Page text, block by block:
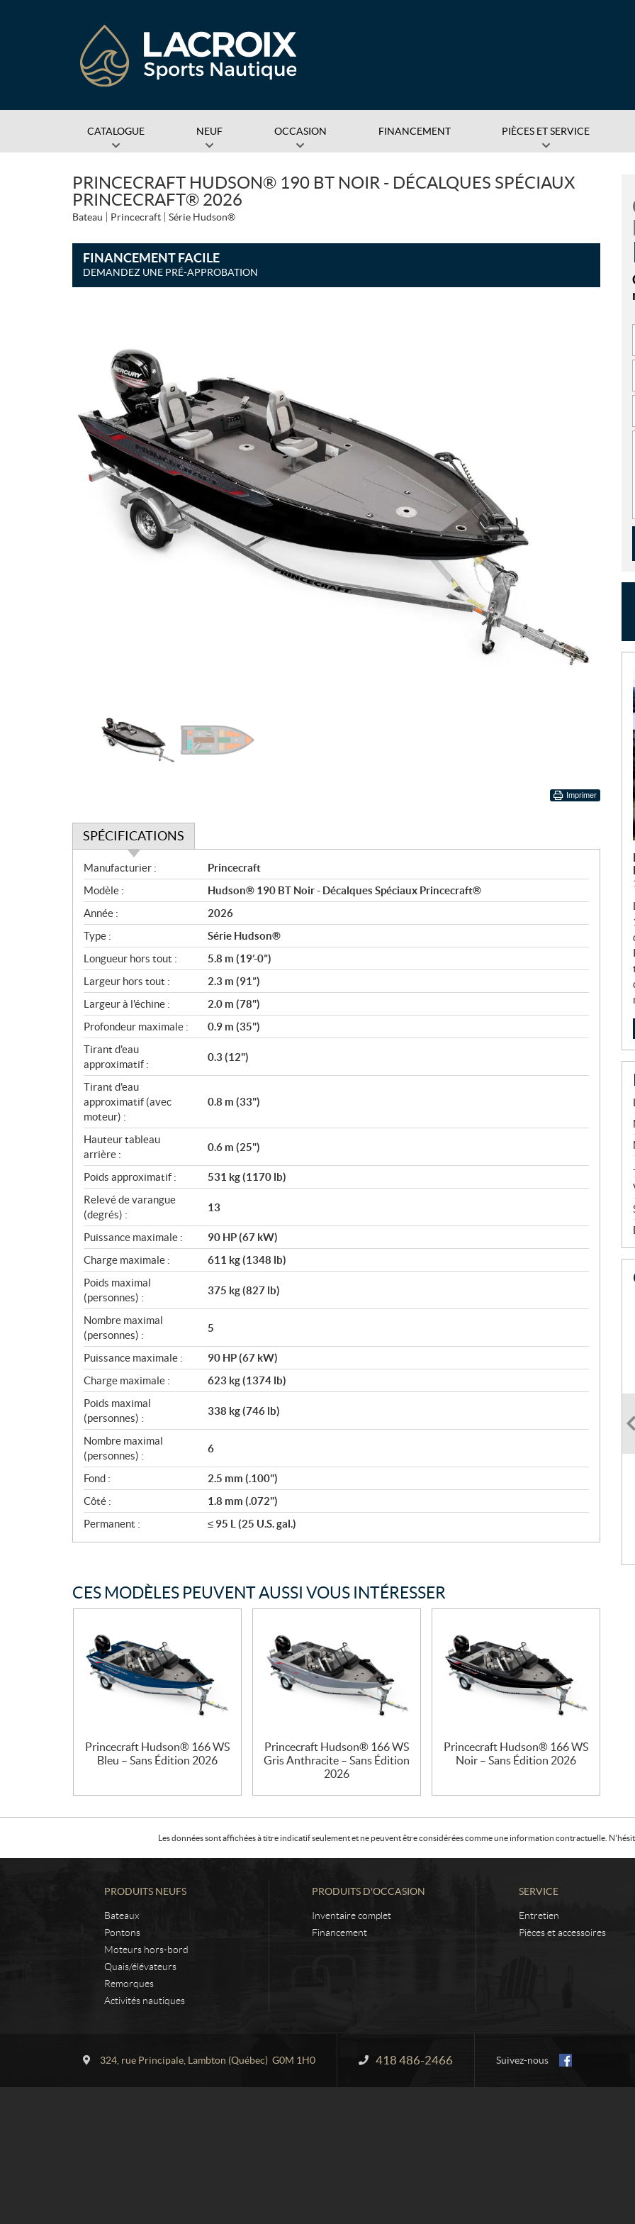
CATALOGUE NEUF OCCASION FINANCEMENT PIÈCES ET SERVICE
PRINCECRAFT HUDSON® 190 BT NOIR - DÉCALQUES SPÉCIAUX
PRINCECRAFT® 2026
Bateau Princecraft Série Hudson®
FINANCEMENT FACILE
DEMANDEZ UNE PRÉ-APPROBATION
Imprimer
SPÉCIFICATIONS
S
p
é
c
i
f
i
c
a
t
i
o
n
s
Manufacturier :
Princecraft
Modèle :
Hudson® 190 BT Noir - Décalques Spéciaux Princecraft®
Année :
2026
Type :
Série Hudson®
Longueur hors tout :
5.8 m (19’-0”)
Largeur hors tout :
2.3 m (91”)
Largeur à l'échine :
2.0 m (78")
Profondeur maximale :
0.9 m (35")
Tirant d'eau
approximatif :
0.3 (12")
Tirant d'eau
approximatif (avec
moteur) :
0.8 m (33")
Hauteur tableau
arrière :
0.6 m (25")
Poids approximatif :
531 kg (1170 lb)
Relevé de varangue
(degrés) :
13
Puissance maximale :
90 HP (67 kW)
Charge maximale :
611 kg (1348 lb)
Poids maximal
(personnes) :
375 kg (827 lb)
Nombre maximal
(personnes) :
5
Puissance maximale :
90 HP (67 kW)
Charge maximale :
623 kg (1374 lb)
Poids maximal
(personnes) :
338 kg (746 lb)
Nombre maximal
(personnes) :
6
Fond :
2.5 mm (.100")
Côté :
1.8 mm (.072")
Permanent :
≤ 95 L (25 U.S. gal.)
CES MODÈLES PEUVENT AUSSI VOUS INTÉRESSER
Princecraft Hudson® 166 WS
Bleu – Sans Édition 2026
Princecraft Hudson® 166 WS
Gris Anthracite – Sans Édition
2026
Princecraft Hudson® 166 WS
Noir – Sans Édition 2026
I
Les données sont affichées à titre indicatif seulement et ne peuvent être considérées comme une information contractuelle.
PRODUITS NEUFS
Bateaux
Pontons
Moteurs hors-bord
Quais/élévateurs
Remorques
Activités nautiques
PRODUITS D'OCCASION
Inventaire complet
Financement
SERVICE
Entretien
Pièces et accessoires
324, rue Principale, Lambton (Québec) G0M 1H0 Information :
418 486-2466 Suivez-nous